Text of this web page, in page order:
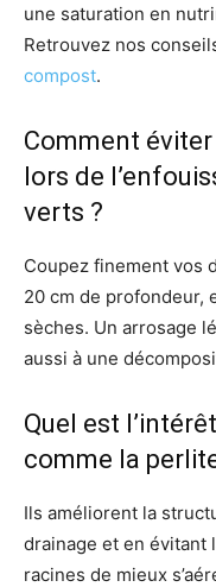
une saturation en
Retrouvez nos
compost.
Comment
lors de
verts ?
Coupez finement vos
20 cm de profondeur,
sèches. Un arrosage
aussi à une
Quel est
comme la
Ils améliorent la
drainage et en évitant
racines de mieux